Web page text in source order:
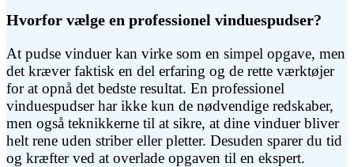
Hvorfor vælge en professionel vinduespudser?
At pudse vinduer kan virke som en simpel opgave, men
det kræver faktisk en del erfaring og de rette værktøjer
for at opnå det bedste resultat. En professionel
vinduespudser har ikke kun de nødvendige redskaber,
men også teknikkerne til at sikre, at dine vinduer bliver
helt rene uden striber eller pletter. Desuden sparer du tid
og kræfter ved at overlade opgaven til en ekspert.